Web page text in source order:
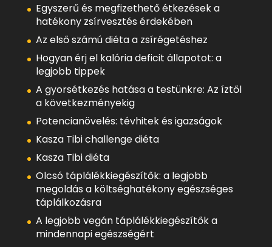
Egyszerű és megfizethető étkezések a
hatékony zsírvesztés érdekében
Az első számú diéta a zsírégetéshez
Hogyan érj el kalória deficit állapotot: a
legjobb tippek
A gyorsétkezés hatása a testünkre: Az íztől
a következményekig
Potencianövelés: tévhitek és igazságok
Kasza Tibi challenge diéta
Kasza Tibi diéta
Olcsó táplálékkiegészítők: a legjobb
megoldás a költséghatékony egészséges
táplálkozásra
A legjobb vegán táplálékkiegészítők a
mindennapi egészségért